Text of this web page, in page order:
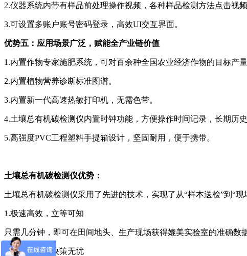
2.仪器系统内带有样品前处理操作视频，各种样品检测方法点击视
3.可设置多账户账号密码登录，高效UI交互界面。
优势五：应用场景广泛，赋能全产业链价值
1.内置作物专家施肥系统，可对百余种全国农业经济作物的目标产
2.内置植物营养诊断标准图谱。
3.内置新一代高速热敏打印机，无需色带。
4.土壤总有机碳检测仪内置时钟功能，方便操作时间记录，长期历史
5.高强度PVC工程塑料手提箱设计，坚固耐用，便于携带。
土壤总有机碳检测仪优势：
土壤总有机碳检测仪采用了先进的技术，实现了从“样本送检”到“现
1.极速高效，立等可知
只需几分钟，即可在田间地头、生产现场获得媲美实验室的准确数
2.精准可靠，决策无忧